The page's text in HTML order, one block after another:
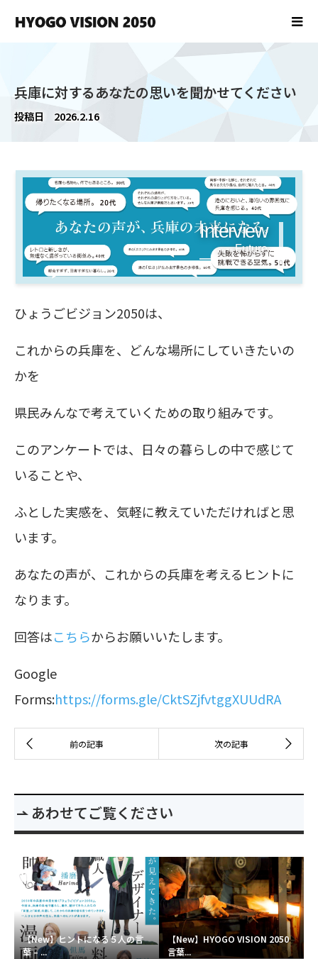
兵庫に対するあなたの思いを聞かせてください
投稿日 2026.2.16
Interview
go toFuture
ひょうごビジョン2050は、
これからの兵庫を、どんな場所にしていきたいの
かを
県民みんなで考えていくための取り組みです。
このアンケートでは、日々の暮らしの中で感じて
いることや、
ふとした実感を、気軽に教えていただければと思
います。
あなたの声が、これからの兵庫を考えるヒントに
なります。
回答はこちらからお願いいたします。
Google
Forms:https://forms.gle/CktSZjfvtggXUUdRA
あわせてご覧ください
【New】ヒントになる５人の言
葉 – ...
【New】HYOGO VISION 2050
言葉...